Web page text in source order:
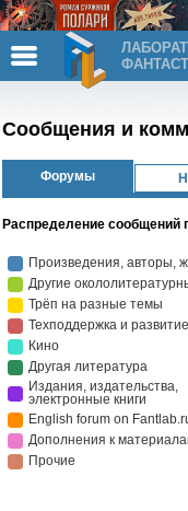
Сообщения и
Форумы
Распределение сообщений